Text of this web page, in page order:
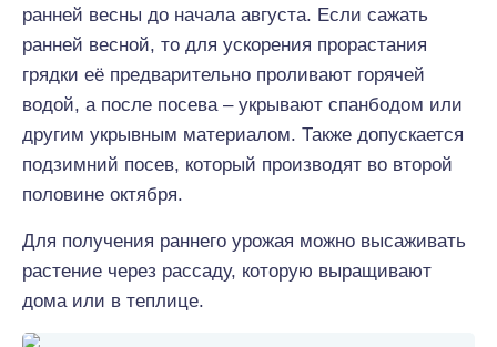
ранней весны до начала августа. Если сажать
ранней весной, то для ускорения прорастания
грядки её предварительно проливают горячей
водой, а после посева – укрывают спанбодом или
другим укрывным материалом. Также допускается
подзимний посев, который производят во второй
половине октября.
Для получения раннего урожая можно высаживать
растение через рассаду, которую выращивают
дома или в теплице.